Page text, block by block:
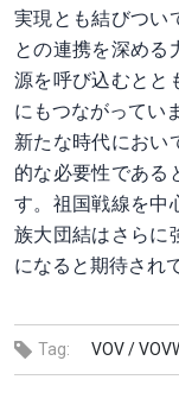
実現とも結びつい
との連携を深める
源を呼び込むとと
にもつながってい
新たな時代におい
的な必要性である
す。祖国戦線を中
族大団結はさらに
になると期待され
Tag: VOV /